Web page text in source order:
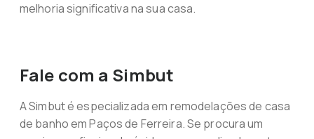
melhoria significativa na sua casa.
Fale com a Simbut
A Simbut é especializada em remodelações de casa
de banho em Paços de Ferreira. Se procura um